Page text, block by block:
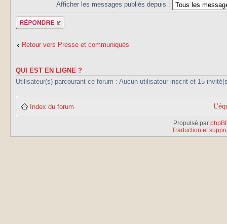
Afficher les messages publiés depuis :
Publier une
réponse
Retour vers Presse et communiqués
QUI EST EN LIGNE ?
Utilisateur(s) parcourant ce forum : Aucun utilisateur inscrit et 15
Index du forum
Propulsé par
Traduction et